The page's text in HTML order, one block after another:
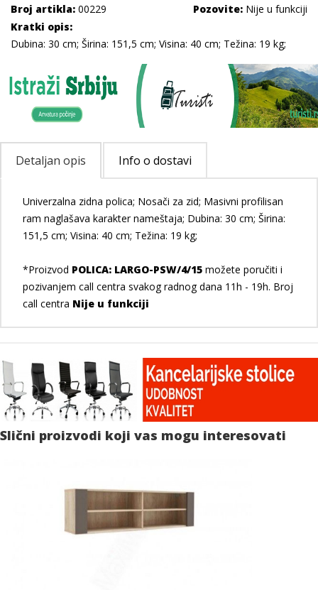
Broj artikla: 00229 Pozovite: Nije u funkciji
Kratki opis:
Dubina: 30 cm; Širina: 151,5 cm; Visina: 40 cm; Težina: 19 kg;
Detaljan opis Info o dostavi
Univerzalna zidna polica; Nosači za zid; Masivni profilisan
ram naglašava karakter nameštaja; Dubina: 30 cm; Širina:
151,5 cm; Visina: 40 cm; Težina: 19 kg;
*Proizvod POLICA: LARGO-PSW/4/15 možete poručiti i
pozivanjem call centra svakog radnog dana 11h - 19h. Broj
call centra Nije u funkciji
Slični proizvodi koji vas mogu interesovati